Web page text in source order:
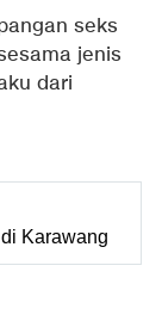
seks
jenis
dari
Karawang